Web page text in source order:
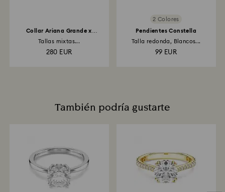
devoluciones se procesarán mediante el método de
pago original y tardará hasta 3 o 7 días laborables en
aplicarse el crédito.
Collar Ariana Grande x
Tallas mixtas...
280 EUR
2 Colores
Pendientes Constella
Talla redonda, Blancos...
99 EUR
También podría gustarte